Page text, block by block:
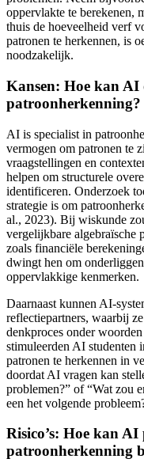
oppervlakte te berekenen,
thuis de hoeveelheid verf
patronen te herkennen, is
noodzakelijk.
Kansen: Hoe kan AI
patroonherkenning?
AI is specialist in
vermogen om patronen te
vraagstellingen en
helpen om structurele
identificeren. Onderzoek
strategie is om
al., 2023). Bij wiskunde
vergelijkbare algebraïsche
zoals financiële
dwingt hen om
oppervlakkige kenmerken.
Daarnaast kunnen AI-
reflectiepartners, waarbij
denkproces onder
stimuleerden AI studenten
patronen te herkennen in
doordat AI vragen kan
problemen?” of “Wat zou
een het volgende
Risico’s: Hoe kan AI
patroonherkenning